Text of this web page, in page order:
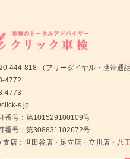
444-818 （フリーダイヤル・携帯通話
4772
4773
s.jp
番号：第101529100109号
番号：第308831102672号
支店：世田谷店・足立店・立川店・八